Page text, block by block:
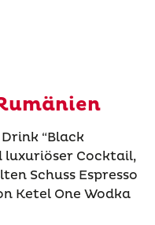
“Black
Cocktail,
Schuss Espresso
Ketel One Wodka